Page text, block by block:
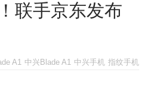
联手京东发布
A1 中兴Blade A1 中兴手机 指纹手机